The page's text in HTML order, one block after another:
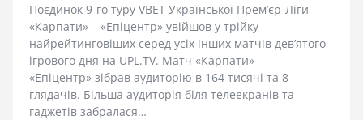
Поєдинок 9-го туру VBET Української Прем’єр-Ліги
«Карпати» – «Епіцентр» увійшов у трійку
найрейтинговіших серед усіх інших матчів дев’ятого
ігрового дня на UPL.TV. Матч «Карпати» -
«Епіцентр» зібрав аудиторію в 164 тисячі та 8
глядачів. Більша аудиторія біля телеекранів та
гаджетів забралася…